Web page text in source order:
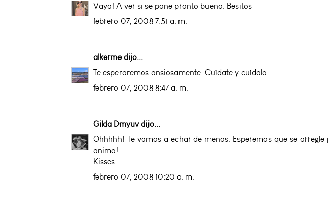
Vaya! A ver si se pone pronto bueno. Besitos
febrero 07, 2008 7:51 a. m.
alkermedijo...
Te esperaremos ansiosamente. Cuídate y cuídalo....
febrero 07, 2008 8:47 a. m.
Gilda Dmyuvdijo...
Ohhhhh! Te vamos a echar de menos. Esperemos que se
animo!
Kisses
febrero 07, 2008 10:20 a. m.